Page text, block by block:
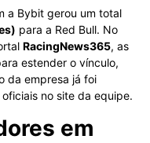
a Bybit gerou um total
para a Red Bull. No
RacingNews365, as
estender o vínculo,
da empresa já foi
no site da equipe.
em